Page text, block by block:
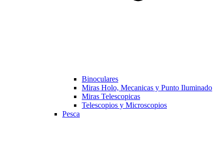
Binoculares
Miras Holo, Mecanicas y Punto Iluminado
Miras Telescopicas
Telescopios y Microscopios
Pesca